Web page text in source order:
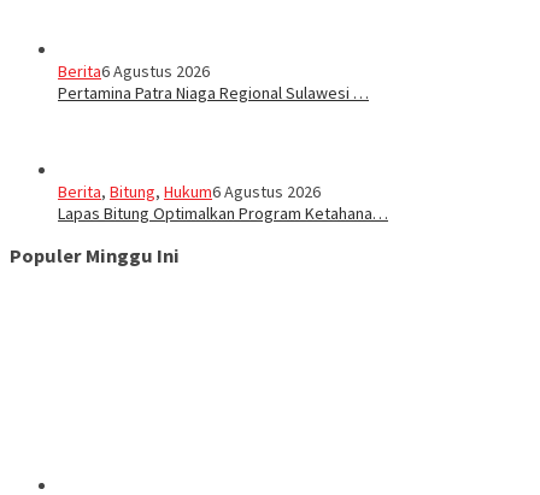
Berita6 Agustus 2026
Pertamina Patra Niaga Regional Sulawesi …
Berita, Bitung, Hukum6 Agustus 2026
Lapas Bitung Optimalkan Program Ketahana…
Populer Minggu Ini